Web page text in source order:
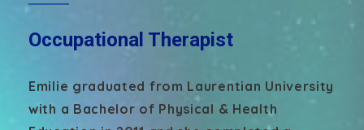
Occupational Therapist
Emilie graduated from Laurentian University
with a Bachelor of Physical & Health